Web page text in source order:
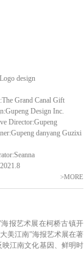
design
Grand Canal Gift
Design Inc.
Director:Gupeng
danyang Guzixi
>MORE
报艺术展在柯桥古镇开
美江南”海报艺术展在著
江南文化基因、鲜明时